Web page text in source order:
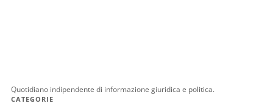
Quotidiano indipendente di informazione giuridica e politica.
CATEGORIE